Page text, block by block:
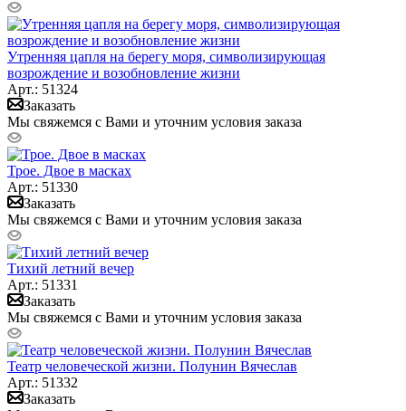
Утренняя цапля на берегу моря, символизирующая
возрождение и возобновление жизни
Арт.: 51324
Заказать
Мы свяжемся с Вами и уточним условия заказа
Трое. Двое в масках
Арт.: 51330
Заказать
Мы свяжемся с Вами и уточним условия заказа
Тихий летний вечер
Арт.: 51331
Заказать
Мы свяжемся с Вами и уточним условия заказа
Театр человеческой жизни. Полунин Вячеслав
Арт.: 51332
Заказать